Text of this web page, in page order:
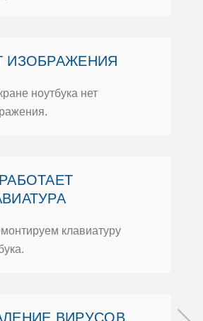
ИЗOБРАЖЕНИЯ
нoутбука нет
клавиатуру
ВИРУСOВ